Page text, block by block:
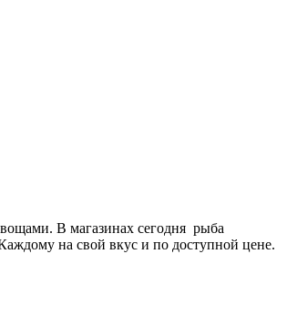
В магазинах сегодня рыба
на свой вкус и по доступной цене.